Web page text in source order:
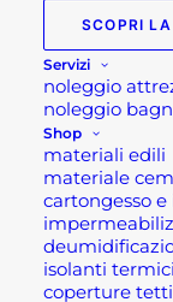
SCOPRI
Servizi
noleggio
noleggio
Shop
materiali edili
materiale
cartongesso e
isolanti termici
coperture tetti
Serre